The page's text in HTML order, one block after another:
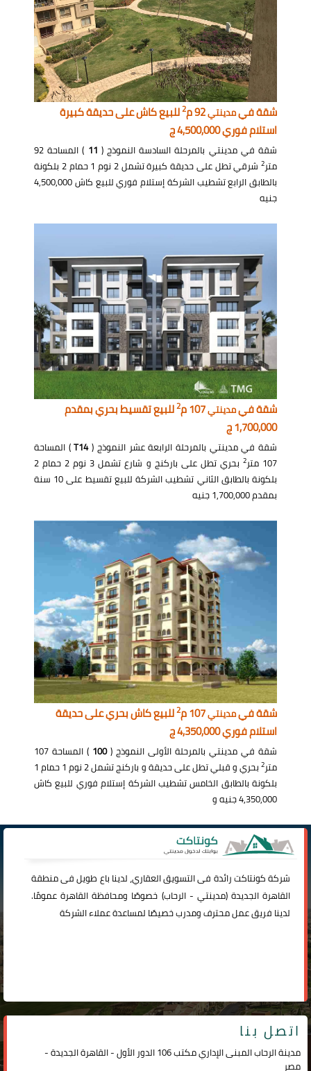
شقة فيمدينتي 2للبيع كاش على حديقة كبيرة
استلام فوري 4,500,000 ج
شقة في مدينتي بالمرحلة السادسة النموذج ( 11
) المساحة 92
متر2
شرقي تطل على حديقة كبيرة تشمل 2 نوم 1 حمام 2 بلكونة
بالطابق الرابع تشطيب الشركة إستلام فوري للبيع كاش 4,500,000
جنيه
شقة فيمدينتي 2للبيع تقسيط بحري بمقدم
1,700,000 ج
شقة في مدينتي بالمرحلة الرابعة عشر النموذج (T14) المساحة
107 متر
2
بحري تطل على باركنج و شارع تشمل 3 نوم 2 حمام 2
بلكونة بالطابق الثاني تشطيب الشركة للبيع تقسيط على 10 سنة
بمقدم 1,700,000 جنيه
شقة فيمدينتي 2للبيع كاش بحري على حديقة
استلام فوري 4,350,000 ج
شقة في مدينتي بالمرحلة الأولى النموذج (100
) المساحة 107
متر2
بحري و قبلي تطل على حديقة و باركنج تشمل 2 نوم 1 حمام 1
بلكونة بالطابق الخامس تشطيب الشركة إستلام فوري للبيع كاش
4,350,000 جنيه و
شركةكونتاكترائدة فى التسويق العقاري، لدينا باع طويل فى منطقة
القاهرة الجديدة (مدينتي -الرحاب) خصوصًا ومحافظة القاهرة عمومًا.
لدينا فريق عمل محترف ومدرب خصيصًا لمساعدة عملاء الشركة
اتصل بنا
مدينة الرحاب المبنى الإداري مكتب 106 الدور الأول - القاهرة الجديدة -
مصر